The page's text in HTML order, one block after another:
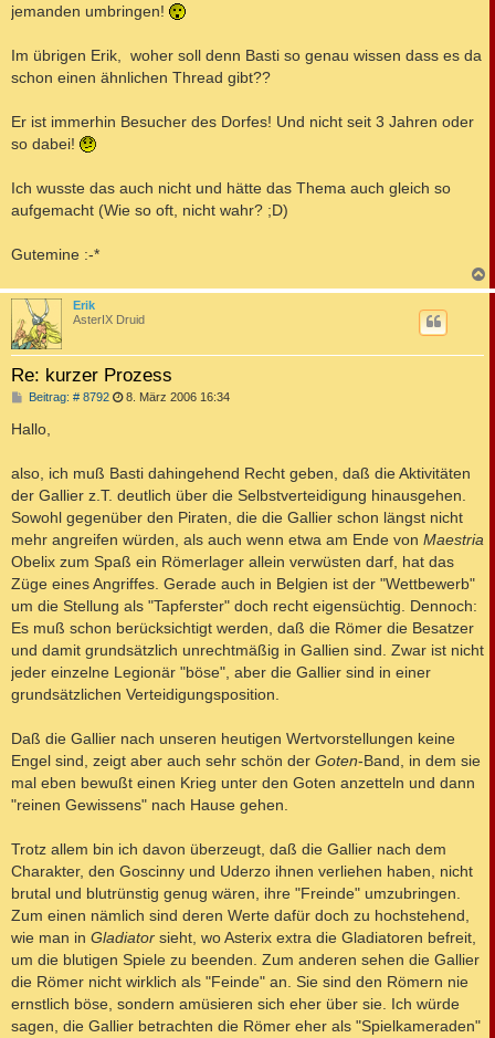
jemanden umbringen!
Im übrigen Erik, woher soll denn Basti so genau wissen dass es da
schon einen ähnlichen Thread gibt??
Er ist immerhin Besucher des Dorfes! Und nicht seit 3 Jahren oder
so dabei!
Ich wusste das auch nicht und hätte das Thema auch gleich so
aufgemacht (Wie so oft, nicht wahr? ;D)
Gutemine :-*
a
Erik
AsterIX Druid
Re: kurzer Prozess
Beitrag: # 8792B
a
g
8. März 2006 16:34
Hallo,
also, ich muß Basti dahingehend Recht geben, daß die Aktivitäten
der Gallier z.T. deutlich über die Selbstverteidigung hinausgehen.
Sowohl gegenüber den Piraten, die die Gallier schon längst nicht
mehr angreifen würden, als auch wenn etwa am Ende von Maestria
Obelix zum Spaß ein Römerlager allein verwüsten darf, hat das
Züge eines Angriffes. Gerade auch in Belgien ist der "Wettbewerb"
um die Stellung als "Tapferster" doch recht eigensüchtig. Dennoch:
Es muß schon berücksichtigt werden, daß die Römer die Besatzer
und damit grundsätzlich unrechtmäßig in Gallien sind. Zwar ist nicht
jeder einzelne Legionär "böse", aber die Gallier sind in einer
grundsätzlichen Verteidigungsposition.
Daß die Gallier nach unseren heutigen Wertvorstellungen keine
Engel sind, zeigt aber auch sehr schön der Goten-Band, in dem sie
mal eben bewußt einen Krieg unter den Goten anzetteln und dann
"reinen Gewissens" nach Hause gehen.
Trotz allem bin ich davon überzeugt, daß die Gallier nach dem
Charakter, den Goscinny und Uderzo ihnen verliehen haben, nicht
brutal und blutrünstig genug wären, ihre "Freinde" umzubringen.
Zum einen nämlich sind deren Werte dafür doch zu hochstehend,
wie man in Gladiator sieht, wo Asterix extra die Gladiatoren befreit,
um die blutigen Spiele zu beenden. Zum anderen sehen die Gallier
die Römer nicht wirklich als "Feinde" an. Sie sind den Römern nie
ernstlich böse, sondern amüsieren sich eher über sie. Ich würde
sagen, die Gallier betrachten die Römer eher als "Spielkameraden"